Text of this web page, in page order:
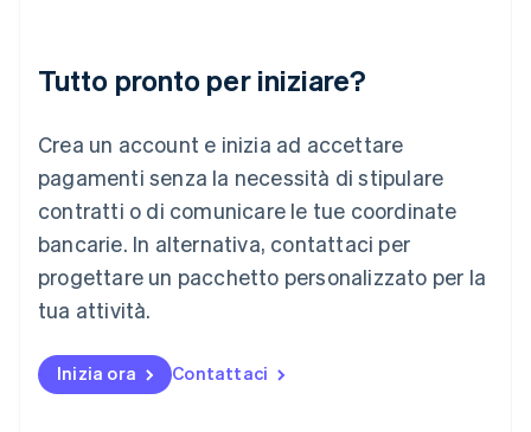
Tutto pronto per iniziare?
Crea un account e inizia ad accettare
pagamenti senza la necessità di stipulare
contratti o di comunicare le tue coordinate
bancarie. In alternativa, contattaci per
progettare un pacchetto personalizzato per la
tua attività.
Inizia ora Contattaci
Lettonia
English
DeutschEnglish
Lituania
Français DeutschEnglish
Malaysia
English 简体中文
Malta
Messico
EspañolEnglish